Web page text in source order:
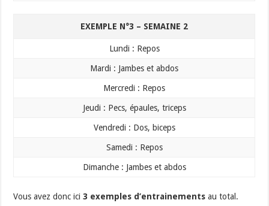
EXEMPLE N°3 – SEMAINE 2
​Lundi : Repos
​Mardi : Jambes et abdos
​Mercredi : Repos
​Jeudi : Pecs, épaules, triceps
​Vendredi : Dos, biceps
​Samedi : Repos
​Dimanche : Jambes et abdos
Vous avez donc ici3 exemples d’entrainements au total.